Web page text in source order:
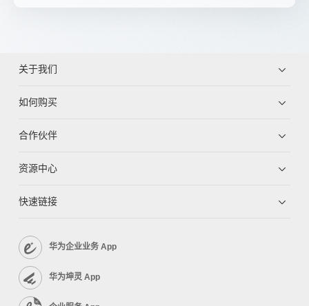
关于我们
如何购买
合作伙伴
资源中心
快速链接
华为企业业务 App
华为坤灵 App